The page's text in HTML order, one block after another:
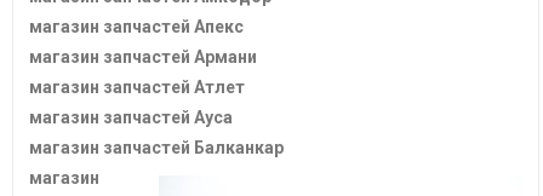
магазин запчастей Апекс
магазин запчастей Армани
магазин запчастей Атлет
магазин запчастей Ауса
магазин запчастей Балканкар
магазин